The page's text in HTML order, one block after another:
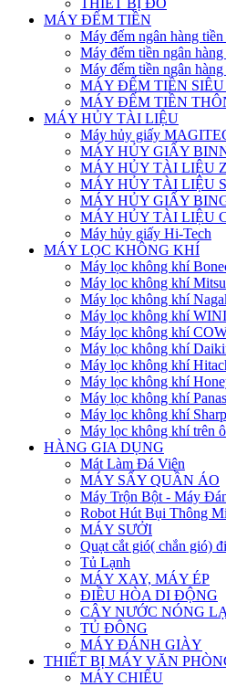
THIẾT BỊ ĐO
MÁY ĐẾM TIỀN
Máy đếm ngân hàng
Máy đếm tiền ngân hàng
Máy đếm tiền ngân
MÁY ĐẾM TIỀN SIÊU
MÁY ĐẾM TIỀN
MÁY HỦY TÀI LIỆU
Máy hủy giấy
MÁY HỦY GIẤY
MÁY HỦY TÀI LIỆU
MÁY HỦY TÀI LIỆU
MÁY HỦY GIẤY
MÁY HỦY TÀI LIỆU
Máy hủy giấy Hi-Tech
MÁY LỌC KHÔNG KHÍ
Máy lọc không khí
Máy lọc không khí
Máy lọc không khí
Máy lọc không khí
Máy lọc không khí
Máy lọc không khí
Máy lọc không khí
Máy lọc không khí
Máy lọc không khí
Máy lọc không khí Sharp
Máy lọc không khí trên
HÀNG GIA DỤNG
Mát Làm Đá Viên
MÁY SẤY QUẦN ÁO
Máy Trộn Bột - Máy
Robot Hút Bụi Thông
MÁY SƯỞI
Quạt cắt gió( chắn gió)
Tủ Lạnh
MÁY XAY, MÁY ÉP
ĐIỀU HÒA DI ĐỘNG
CÂY NƯỚC NÓNG
TỦ ĐÔNG
MÁY ĐÁNH GIÀY
THIẾT BỊ MÁY VĂN
MÁY CHIẾU